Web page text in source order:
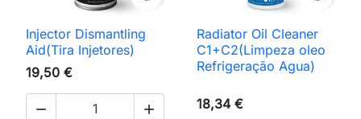
Injector Dismantling
Aid(Tira Injetores)
19,50 €
 
Radiator Oil Cleaner
C1+C2(Limpeza oleo
Refrigeração Agua)
18,34 €